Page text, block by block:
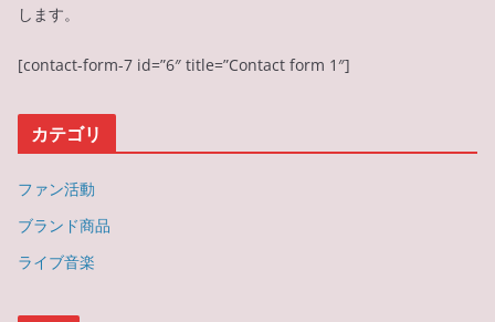
します。
[contact-form-7 id=”6″ title=”Contact form 1″]
カテゴリ
ファン活動
ブランド商品
ライブ音楽